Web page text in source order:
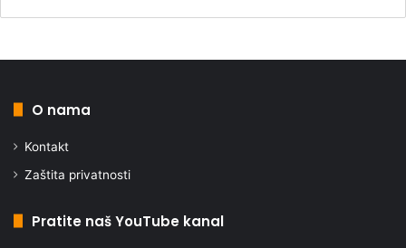
O nama
Kontakt
Zaštita privatnosti
Pratite naš YouTube kanal